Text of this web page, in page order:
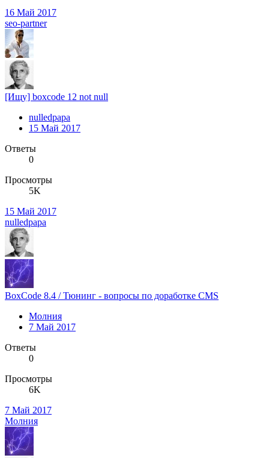
16 Май 2017
seo-partner
[Ищу] boxcode 12 not null
nulledpapa
15 Май 2017
Ответы
0
Просмотры
5K
15 Май 2017
nulledpapa
BoxCode 8.4 / Тюнинг - вопросы по доработке CMS
Молния
7 Май 2017
Ответы
0
Просмотры
6K
7 Май 2017
Молния